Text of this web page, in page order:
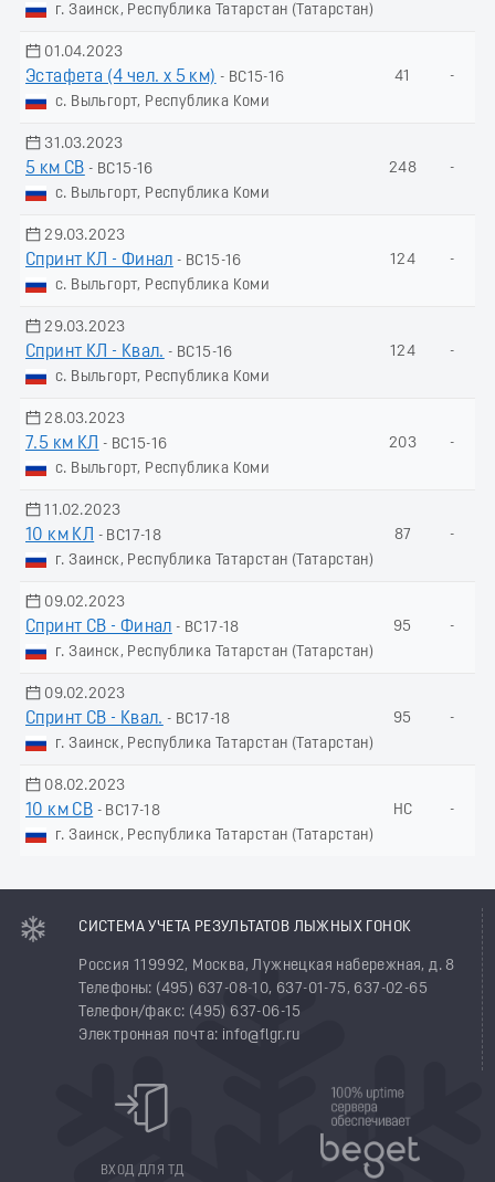
г. Заинск, Республика Татарстан (Татарстан)
01.04.2023
Эстафета (4 чел. х 5 км) - ВС15-16
с. Выльгорт, Республика Коми
41 -
31.03.2023
5 км СВ - ВС15-16
с. Выльгорт, Республика Коми
248 -
29.03.2023
Спринт КЛ - Финал - ВС15-16
с. Выльгорт, Республика Коми
124 -
29.03.2023
Спринт КЛ - Квал. - ВС15-16
с. Выльгорт, Республика Коми
124 -
28.03.2023
7.5 км КЛ
- ВС15-16
с. Выльгорт, Республика Коми
203 -
11.02.2023
10 км КЛ
- ВС17-18
г. Заинск, Республика Татарстан (Татарстан)
87 -
09.02.2023
Спринт СВ - Финал - ВС17-18
г. Заинск, Республика Татарстан (Татарстан)
95 -
09.02.2023
Спринт СВ - Квал. - ВС17-18
г. Заинск, Республика Татарстан (Татарстан)
95 -
08.02.2023
10 км СВ - ВС17-18
г. Заинск, Республика Татарстан (Татарстан)
НС -
СИСТЕМА УЧЕТА РЕЗУЛЬТАТОВ ЛЫЖНЫХ ГОНОК
Россия 119992, Москва, Лужнецкая набережная, д. 8
Телефоны: (495) 637-08-10, 637-01-75, 637-02-65
Телефон/факс: (495) 637-06-15
Электронная почта: info@flgr.ru
ВХОД ДЛЯ ТД